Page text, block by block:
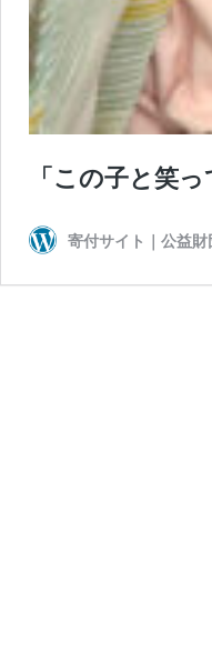
「この子と笑
寄付サイト｜公益